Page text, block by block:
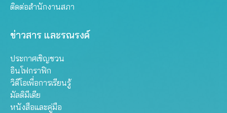
ติดต่อสำนักงานสภา
ข่าวสาร และรณรงค์
ประกาศเชิญชวน
อินโฟกราฟิก
วิดีโอเพื่อการเรียนรู้
มัลติมีเดีย
หนังสือและคู่มือ